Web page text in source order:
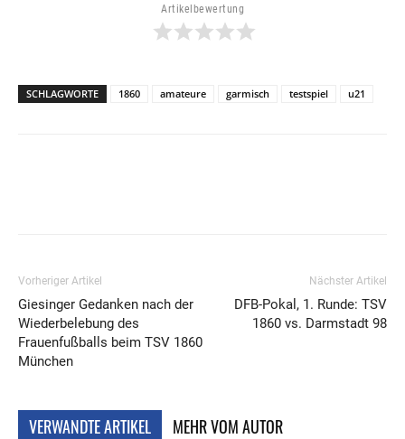
Artikelbewertung
SCHLAGWORTE 1860 amateure garmisch testspiel u21
Vorheriger Artikel
Giesinger Gedanken nach der
Wiederbelebung des
Frauenfußballs beim TSV 1860
München
Nächster Artikel
DFB-Pokal, 1. Runde: TSV
1860 vs. Darmstadt 98
VERWANDTE ARTIKEL MEHR VOM AUTOR